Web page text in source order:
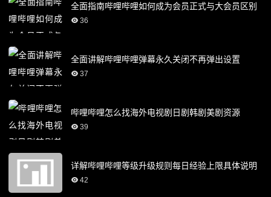
全面指南哔哩哔哩如何成为会员正式与大会员区别
36
全面讲解哔哩哔哩弹幕永久关闭不再弹出设置
37
哔哩哔哩怎么找海外电视剧日剧韩剧美剧资源
39
详解哔哩哔哩等级升级规则每日经验上限具体说明
42